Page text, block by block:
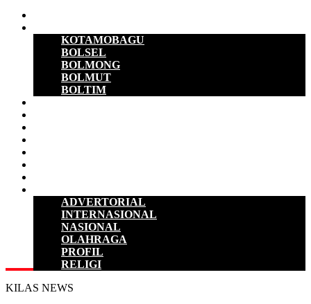
KOTAMOBAGU
BOLSEL
BOLMONG
BOLMUT
BOLTIM
ADVERTORIAL
INTERNASIONAL
NASIONAL
OLAHRAGA
PROFIL
RELIGI
KILAS NEWS